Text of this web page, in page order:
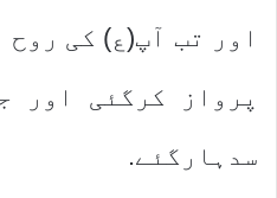
اور تب آپ(ع) کی
پرواز کرگئی اور
سدہارگئے.